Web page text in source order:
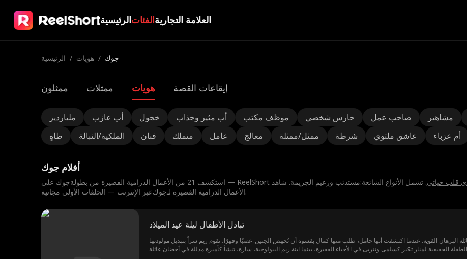
الرئيسيةالفئاتالعلامة التجارية
الرئيسية / هويات / جوك
ممثلون ممثلات هويات إيقاعات القصة
ملياردير أب عازب خجول أب مثير وجذاب موظف مكتب حارس شخصي صاحب عمل مشاهير
طاهٍ
الملكية/النبالة فنان متملك عامل معالج ممثل/ممثلة شرطة عاشق ملتوي أم عزباء
أفلام جوك
قلب حياتي⁩. تشمل الأنواع الشائعة:⁨مستذئب⁩ و⁨زعيم الجريمة⁩. شاهد
الأعمال الدرامية القصيرة لـ⁨جوك⁩عبر الإنترنت — الحلقات الأولى مجانية.
تبادل الأطفال ليلة عيد الميلاد
البرهان القوية. عندما اكتشفت أنها حامل، طلب منها كمال بقسوة أن تُجهض الجنين. غضبًا وقهرًا، تقوم ريم سراً بتبديل مولودتها
الحقيقية لمنار تكبر كسلمى وتتربى في الأحياء الفقيرة، بينما ابنة ريم البيولوجية، سارة، تنشأ كأميرة مدللة في أحضان عائلة